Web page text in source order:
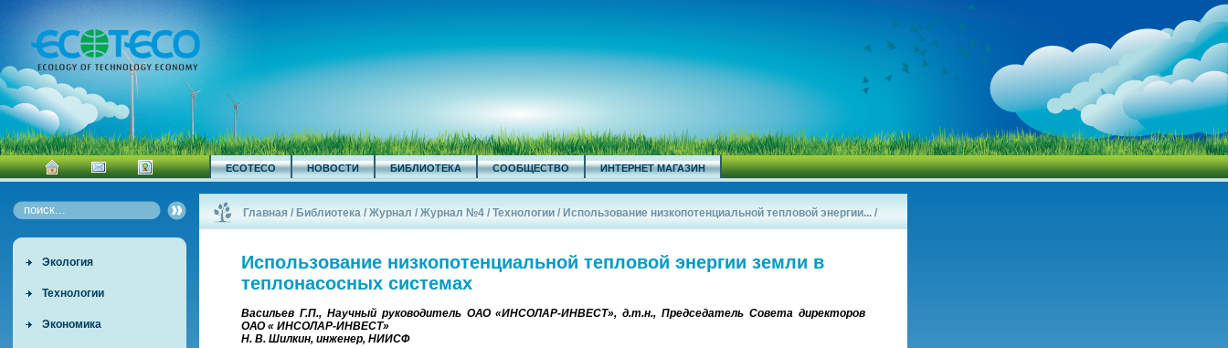
ECOTECO НОВОСТИ БИБЛИОТЕКА СООБЩЕСТВО ИНТЕРНЕТ МАГАЗИН
Экология
Технологии
Экономика
Главная / Библиотека /Журнал /Журнал №4 /Технологии / Использование низкопотенциальной тепловой энергии... /
Использование низкопотенциальной тепловой энергии земли в
теплонасосных системах
Васильев Г.П., Научный руководитель ОАО «ИНСОЛАР-ИНВЕСТ», д.т.н., Председатель Совета директоров
ОАО « ИНСОЛАР-ИНВЕСТ»
Н. В. Шилкин, инженер, НИИСФ